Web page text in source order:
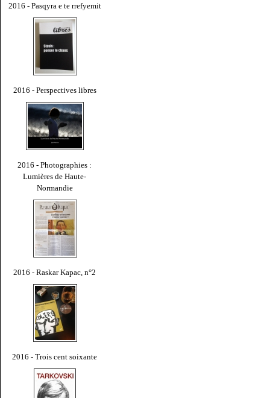
2016 - Pasqyra e te rrefyemit
2016 - Perspectives libres
2016 - Photographies :
Lumières de Haute-
Normandie
2016 - Raskar Kapac, n°2
2016 - Trois cent soixante